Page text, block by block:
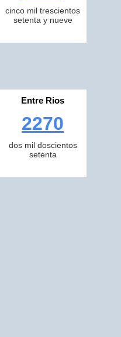
cinco mil trescientos
setenta y nueve
Entre Rios
2270
dos mil doscientos
setenta